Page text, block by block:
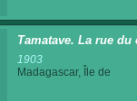
Tamatave. La rue du
1903
Madagascar, Île de